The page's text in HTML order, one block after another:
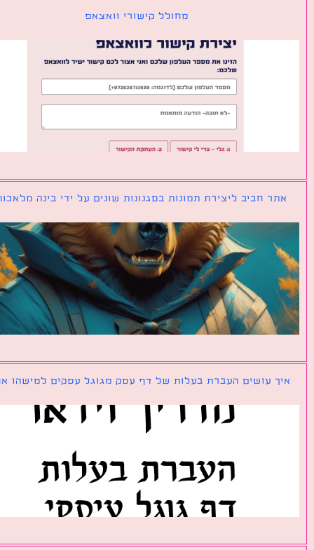
מחולל קישורי וואצאפ
חביב ליצירת תמונות בסגנונות שונים על ידי בינה מלאכותית
עושים העברת בעלות של דף עסק מגוגל עסקים למישהו אחר?